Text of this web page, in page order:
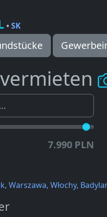
•SK
7.990 PLN
Warszawa, Włochy,